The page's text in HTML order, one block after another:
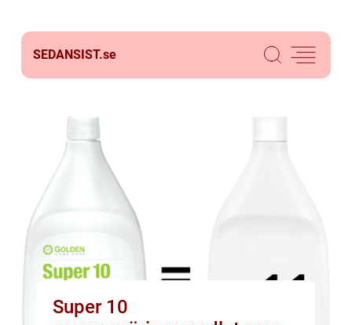
SEDANSIST.se
Super 10